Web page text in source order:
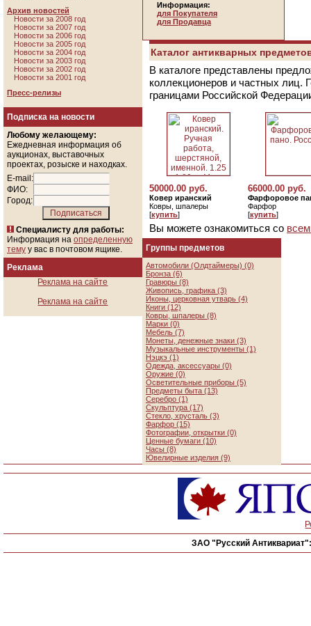
Архив новостей
Новости за 2008 год
Новости за 2007 год
Новости за 2006 год
Новости за 2005 год
Новости за 2004 год
Новости за 2003 год
Новости за 2002 год
Новости за 2001 год
Пресс-релизы
Подписка на новости
Любому желающему:
Ежедневная информация об
аукционах, выставочных
проектах, розыске и находках.
E-mail:
ФИО:
Город:
Специалисту для работы:
Информация на определенную
тему у вас в почтовом ящике.
Реклама
Реклама на сайте
Реклама на сайте
Информация:
для Покупателя
для Продавца
Каталог антикварных
В каталоге представлены
коллекционеров и частных лиц.
границами Российской
50000.00 руб.
Ковер иранский
Ковры, шпалеры
[купить]
66000.00 руб.
Фарфоровое
Фарфор
[купить]
Вы можете ознакомиться со
Группы предметов
Автомобили (Олдтаймеры) (0)
Бронза (6)
Гравюры (8)
Живопись, графика (3)
Иконы, церковная утварь (4)
Книги (12)
Ковры, шпалеры (8)
Марки (0)
Мебель (7)
Монеты, денежные знаки (3)
Музыкальные инструменты (1)
Нэцкэ (1)
Одежда, аксессуары (0)
Оружие (0)
Осветительные приборы (5)
Предметы быта (13)
Серебро (1)
Скульптура (17)
Стекло, хрусталь (3)
Фарфор (15)
Фотографии, открытки (0)
Ценные бумаги (10)
Часы (8)
Ювелирные изделия (9)
ЗАО "Русский Антиквариат":